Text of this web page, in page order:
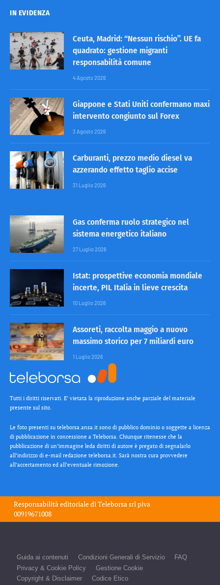
IN EVIDENZA
Ceuta, Madrid: “Nessun rischio”. UE fa
quadrato: gestione migranti
responsabilità comune
4 Agosto 2026
Giappone e Stati Uniti confermano maxi
intervento congiunto sul Forex
3 Agosto 2026
Carburanti, prezzo medio diesel va
azzerando effetto taglio accise
31 Luglio 2026
Gas conferma ruolo strategico nel
sistema energetico italiano
27 Luglio 2026
Istat: prospettive economia mondiale
incerte, PIL Italia in lieve crescita
10 Luglio 2026
Assoreti, raccolta maggio a nuovo
massimo storico per 7 miliardi euro
1 Luglio 2026
Tutti i diritti riservati. E’ vietata la riproduzione anche parziale del materiale
presente sul sito.
Le foto presenti su teleborsa.ansa.it sono di pubblico dominio o soggette a licenza
di pubblicazione in concessione a Teleborsa. Chiunque ritenesse che la
pubblicazione di un’immagine leda diritti di autore è pregato di segnalarlo
all’indirizzo di e-mail redazione teleborsa.it. Sarà nostra cura provvedere
all’accertamento ed all’eventuale rimozione.
Responsabilità editoriale diTeleborsa srlpiva
00919671008
Guida ai contenuti Condizioni Generali di Servizio
FAQ
Privacy & Cookie Policy
Gestione Cookie
Copyright & Disclaimer
Codice Etico